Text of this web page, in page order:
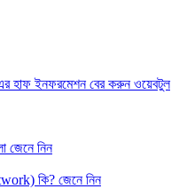
হাফ ইনফরমেশন বের করুন ওয়েবটুল
জেনে নিন
কি? জেনে নিন